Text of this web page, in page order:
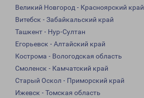
Великий Новгород - Красноярский край
Витебск - Забайкальский край
Ташкент - Нур-Султан
Егорьевск - Алтайский край
Кострома - Вологодская область
Смоленск - Камчатский край
Старый Оскол - Приморский край
Ижевск - Томская область